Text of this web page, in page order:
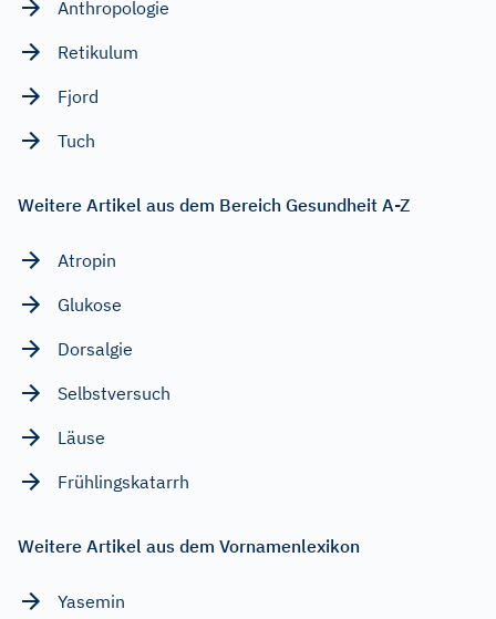
Anthropologie
Retikulum
Fjord
Tuch
Weitere Artikel aus dem Bereich Gesundheit A-Z
Atropin
Glukose
Dorsalgie
Selbstversuch
Läuse
Frühlingskatarrh
Weitere Artikel aus dem Vornamenlexikon
Yasemin